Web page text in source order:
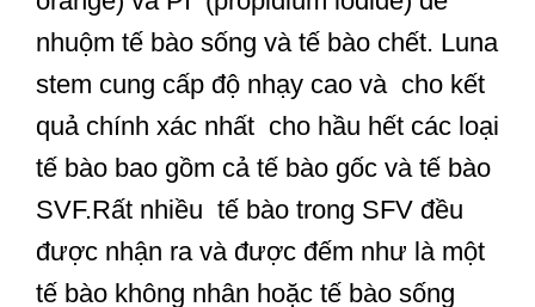
nhuộm tế bào sống và tế bào chết. Luna
stem cung cấp độ nhạy cao và cho kết
quả chính xác nhất cho hầu hết các loại
tế bào bao gồm cả tế bào gốc và tế bào
SVF.Rất nhiều tế bào trong SFV đều
được nhận ra và được đếm như là một
tế bào không nhân hoặc tế bào sống